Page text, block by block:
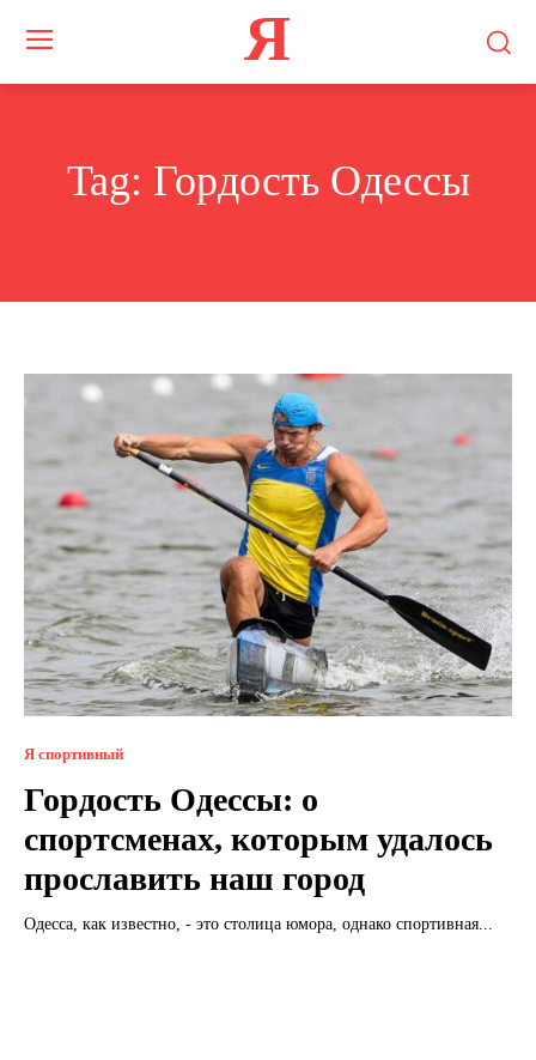
Я
Tag: Гордость Одессы
Я спортивный
Гордость Одессы: о
спортсменах, которым удалось
прославить наш город
Одесса, как известно, - это столица юмора, однако спортивная...